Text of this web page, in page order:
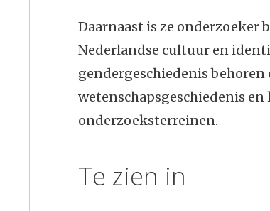
Daarnaast is ze onderzoeker
Nederlandse cultuur en
gendergeschiedenis
wetenschapsgeschiedenis
onderzoeksterreinen.
Te zien in